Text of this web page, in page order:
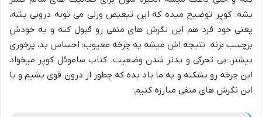
بشه. کوپر توضیح میده که این تبعیض وزنی می تونه درونی بشه،
یعنی خود فرد هم این نگرش های منفی رو قبول کنه و به خودش
برچسب بزنه. نتیجه اش میشه یه چرخه معیوب: احساس بد، پرخوری
بیشتر، بی تحرکی و بدتر شدن وضعیت. کتاب ساموئل کوپر میخواد
این چرخه رو بشکنه و به ما یاد بده که چطور از درون قوی بشیم و با
این نگرش های منفی مبارزه کنیم.